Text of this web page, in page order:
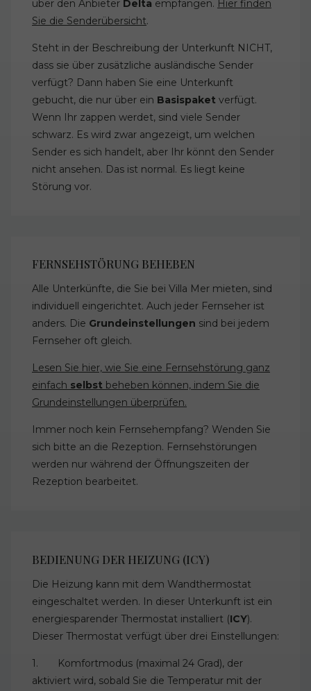
über den Anbieter Delta empfangen. Hier finden
Sie die Senderübersicht.
Steht in der Beschreibung der Unterkunft NICHT,
dass sie über zusätzliche ausländische Sender
verfügt? Dann haben Sie eine Unterkunft
gebucht, die nur über ein Basispaket verfügt.
Wenn Ihr zappen werdet, sind viele Sender
schwarz. Es wird zwar angezeigt, um welchen
Sender es sich handelt, aber Ihr könnt den Sender
nicht ansehen. Das ist normal. Es liegt keine
Störung vor.
FERNSEHSTÖRUNG BEHEBEN
Alle Unterkünfte, die Sie bei Villa Mer mieten, sind
individuell eingerichtet. Auch jeder Fernseher ist
anders. Die Grundeinstellungen sind bei jedem
Fernseher oft gleich.
Lesen Sie hier, wie Sie eine Fernsehstörung ganz
einfach selbst beheben können, indem Sie die
Grundeinstellungen überprüfen.
Immer noch kein Fernsehempfang? Wenden Sie
sich bitte an die Rezeption. Fernsehstörungen
werden nur während der Öffnungszeiten der
Rezeption bearbeitet.
BEDIENUNG DER HEIZUNG (ICY)
Die Heizung kann mit dem Wandthermostat
eingeschaltet werden. In dieser Unterkunft ist ein
energiesparender Thermostat installiert (ICY).
Dieser Thermostat verfügt über drei Einstellungen:
1. Komfortmodus (maximal 24 Grad), der
aktiviert wird, sobald Sie die Temperatur mit der